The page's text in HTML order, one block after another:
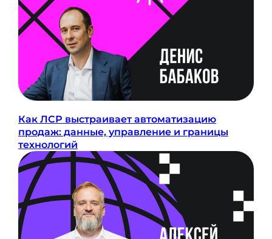
Как ЛСР выстраивает автоматизацию
продаж: данные, управление и границы
технологий